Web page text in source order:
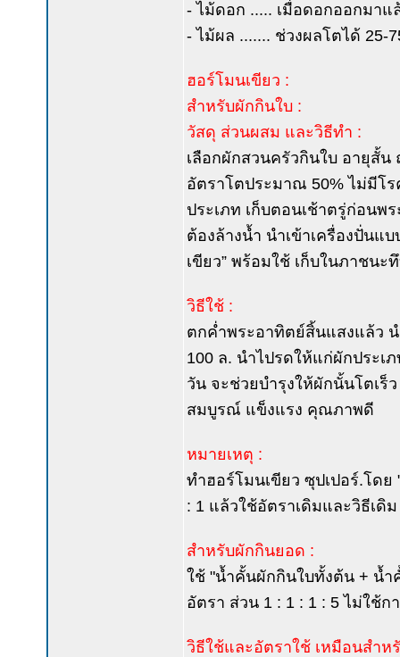
- ไม้ดอก ..... เมื่อดอกออกมา
- ไม้ผล ....... ช่วงผลโตได้
ฮอร์โมนเขียว :
สำหรับผักกินใบ :
วัสดุ ส่วนผสม และวิธีทำ :
เลือกผักสวนครัวกินใบ อายุสั้
อัตราโตประมาณ 50% ไม่มีโ
ประเภท เก็บตอนเช้าตรู่ก่อน
ต้องล้างน้ำ นำเข้าเครื่องปั่นแ
เขียว” พร้อมใช้ เก็บในภาชน
วิธีใช้ :
ตกค่ำพระอาทิตย์สิ้นแสงแล้ว น
100 ล. นำไปรดให้แก่ผักประ
วัน จะช่วยบำรุงให้ผักนั้นโตเร็ว
สมบูรณ์ แข็งแรง คุณภาพดี
หมายเหตุ :
ทำฮอร์โมนเขียว ซุปเปอร์.โด
: 1 แล้วใช้อัตราเดิมและวิธีเดิม
สำหรับผักกินยอด :
ใช้ "น้ำคั้นผักกินใบทั้งต้น + น้ำ
อัตรา ส่วน 1 : 1 : 1 : 5 ไม่ใช้
วิธีใช้และอัตราใช้ เหมือนสำห